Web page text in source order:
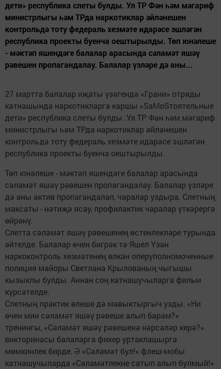
дети» республика слеты булды. Ул ТР Фән һәм мәгариф
министрлыгы һәм ТРда наркотиклар әйләнешен
контрольдә тоту федераль хезмәте идарәсе эшләгән
республика проекты буенча оештырылды. Төп юнәлеше
- мәктәп яшендәге балалар арасында сәламәт яшәү
рәвешен пропагандалау. Балалар үзләре дә аны...
27 мартта балалар иҗаты үзәгендә «Грани» отряды
катнашында наркотикларга каршы «SaMoSтоятельные
дети» республика слеты булды. Ул ТР Фән һәм мәгариф
министрлыгы һәм ТРда наркотиклар әйләнешен
контрольдә тоту федераль хезмәте идарәсе эшләгән
республика проекты буенча оештырылды.
Төп юнәлеше - мәктәп яшендәге балалар арасында
сәламәт яшәү рәвешен пропагандалау. Балалар үзләре
дә аны актив пропагандалап, чаралар уздыра. Слетның
максаты - нәтиҗә ясау, профилактик чаралар үткәрергә
өйрәнү.
Слетта сәламәт яшәү рәвешенең өстенлекләре турында
әйтелде. Балалар өчен бигрәк тә Яшел Үзән
наркоконтроль хезмәтенең өлкән оперуполномоченные
полиция майоры Светлана Крылованың чыгышы
кызыклы булды. Аннан соң катнашучыларга фильм
күрсәтелде.
Слетның практик өлеше дә мавыктыргыч узды. «Ни
өчен мин сәламәт яшәү рәвеше алып барам?»
тренингы, «Сәламәт яшәү рәвешенә нәрсәләр керә?»
викторинасы балаларга фикер уртаклашырга
мөмкинлек бирде. Ә «Сәламәт бул!» флеш-мобы
катнашучыларда «Сәламәтлекне сатып алып булмый!»